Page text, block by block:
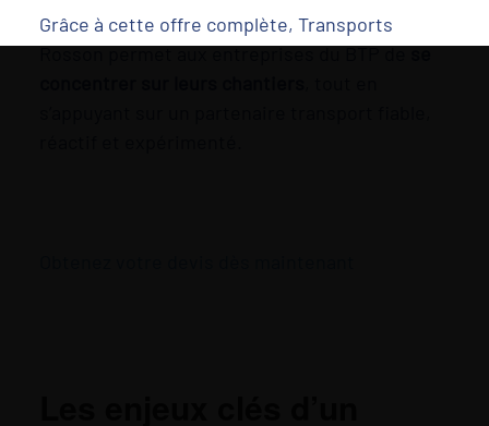
Grâce à cette offre complète, Transports
Rosson permet aux entreprises du BTP dese